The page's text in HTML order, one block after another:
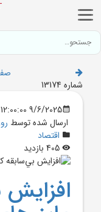
شماره 13174
9/6/2025 12:00:00 AM
ارسال شده توسط
اقتصاد